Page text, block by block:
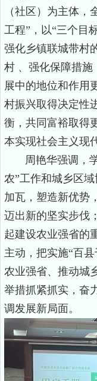
（社区）为主体
工程”，以“三个目
强化乡镇联城带村
村 、强化保障措施
展中的地位和作用
村振兴取得决定性
衡，共同富裕取得
本实现社会主义现
周艳华强调，学
农”工作和城乡区
加瓦，塑造新优势
迈出新的坚实步伐
起建设农业强省的
主动，把实施“百
农业强省、推动城
举措抓紧抓实，奋
调发展新局面。